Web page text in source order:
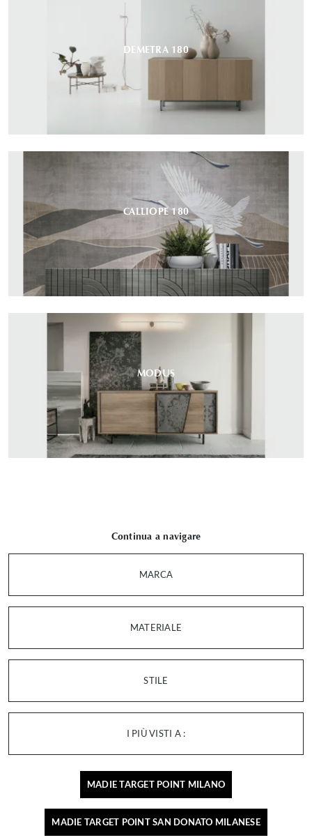
DEMETRA 180
CALLIOPE 180
MODUS
Continua a navigare
MARCA
MATERIALE
STILE
I PIÙ VISTI A :
MADIE TARGET POINT MILANO
MADIE TARGET POINT SAN DONATO MILANESE